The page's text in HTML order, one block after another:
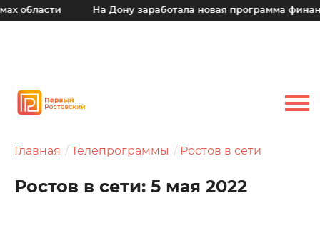
На Дону заработала новая программа финансовой
Главная Телепрограммы Ростов в сети
Ростов в сети: 5 мая 2022